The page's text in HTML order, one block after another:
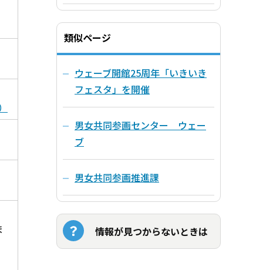
類似ページ
ウェーブ開館25周年「いきいき
フェスタ」を開催
男女共同参画センター ウェー
ブ
男女共同参画推進課
情報が見つからないときは